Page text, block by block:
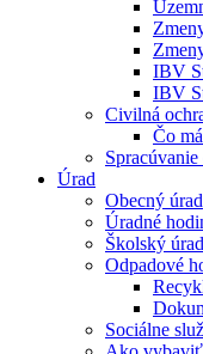
IBV
IBV
Civilná
Čo
Úrad
Obecný úrad
Úradné
Školský úrad
Odpadové
Sociálne